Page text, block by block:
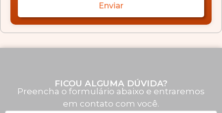
Enviar
FICOU ALGUMA DÚVIDA?
Preencha o formulário abaixo e entraremos
em contato com você.